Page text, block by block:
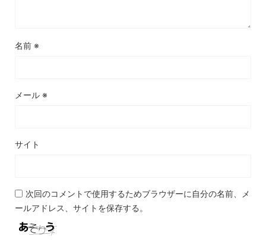
名前 ※
メール ※
サイト
次回のコメントで使用するためブラウザーに自分の名前、メ
ールアドレス、サイトを保存する。